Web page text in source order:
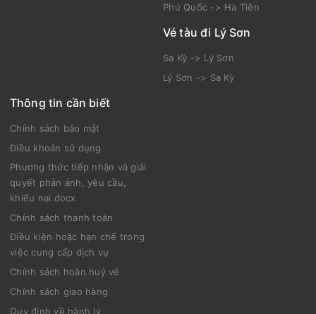
Phú Quốc -> Hà Tiên
Vé tàu đi Lý Sơn
Sa Kỳ -> Lý Sơn
Lý Sơn -> Sa Kỳ
Thông tin cần biết
Chính sách bảo mật
Điều khoản sử dụng
Phương thức tiếp nhận và giải
quyết phản ánh, yêu cầu,
khiếu nại.docx
Chính sách thanh toán
Điều kiện hoặc hạn chế trong
việc cung cấp dịch vụ
Chính sách hoàn huỷ vé
Chính sách giao hàng
Quy định về hành lý